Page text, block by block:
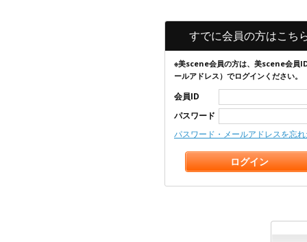
すでに会員の方はこち
※美scene会員の方は、美scene会員
ールアドレス）でログインください。
会員ID
パスワード
パスワード・メールアドレスを忘